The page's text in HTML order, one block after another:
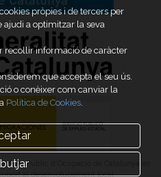
Públic d’Ocupació de Catalunya en
al desenvolupament local
pròpies i de tercers per
a optimitzar la seva
recollir informació de caràcter
que accepta el seu ús.
o conèixer com canviar la
Política de Cookies.